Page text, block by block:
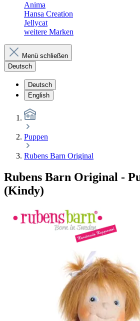
Anima
Hansa Creation
Jellycat
weitere Marken
Menü schließen
Deutsch
Deutsch
English
Puppen
Rubens Barn Original
Rubens Barn Original -
(Kindy)